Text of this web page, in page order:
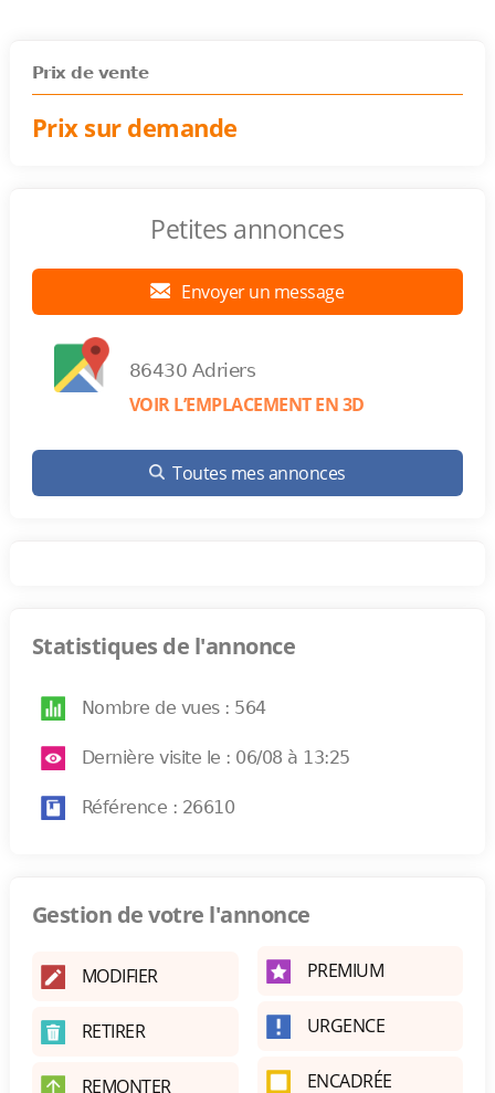
Prix de vente
Prix sur demande
Petites annonces
Envoyer un message
86430 Adriers
VOIR L’EMPLACEMENT EN 3D
Toutes mes annonces
Statistiques de l'annonce
Nombre de vues : 564
Dernière visite le : 06/08 à 13:25
Référence : 26610
Gestion de votre l'annonce
MODIFIER
RETIRER
REMONTER
PREMIUM
URGENCE
ENCADRÉE